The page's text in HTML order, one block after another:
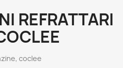
REFRATTARI
coclee